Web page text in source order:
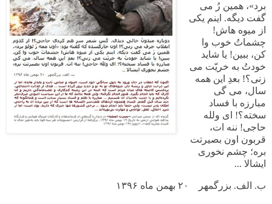
برد»، همین رُ می
گفت دیگه. اینم یکی
از میوه هاش!
چشماتُ خوب وا
کن، ببین! یا شاید
خودتُ به خریّت می
زنی؟! بعدِ این همه
سال، می گی
مبارزه با فساد
سخته؟! ای ولله
حاجی! ننه ات،
قربون اون بصیرتت
بره؛ چشم نخوری
ایشالا ...
ب. الف. بزرگمهر ۲۰ بهمن ماه ۱۳۹۶